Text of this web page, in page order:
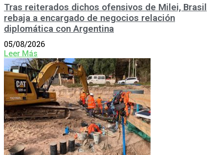
Tras reiterados dichos ofensivos de Milei, Brasil
rebaja a encargado de negocios relación
diplomática con Argentina
05/08/2026
Leer Más